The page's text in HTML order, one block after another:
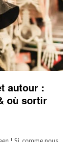
autour :
où sortir